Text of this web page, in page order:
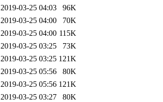
2019-03-25 04:03
96K
2019-03-25 04:00
70K
2019-03-25 04:00 115K
2019-03-25 03:25
73K
2019-03-25 03:25 121K
2019-03-25 05:56
80K
2019-03-25 05:56 121K
2019-03-25 03:27
80K